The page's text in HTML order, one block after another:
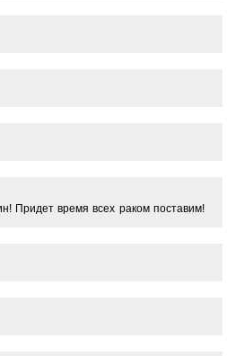
Придет время всех раком поставим!